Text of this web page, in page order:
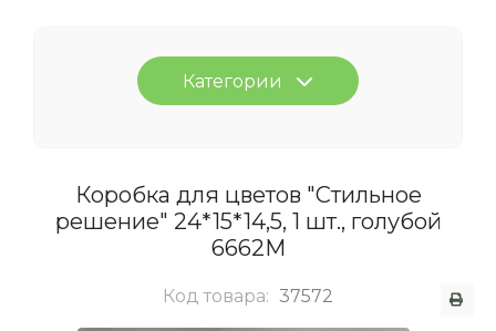
Категории
Коробка для цветов "Стильное
решение" 24*15*14,5, 1 шт., голубой
6662М
Код товара: 37572